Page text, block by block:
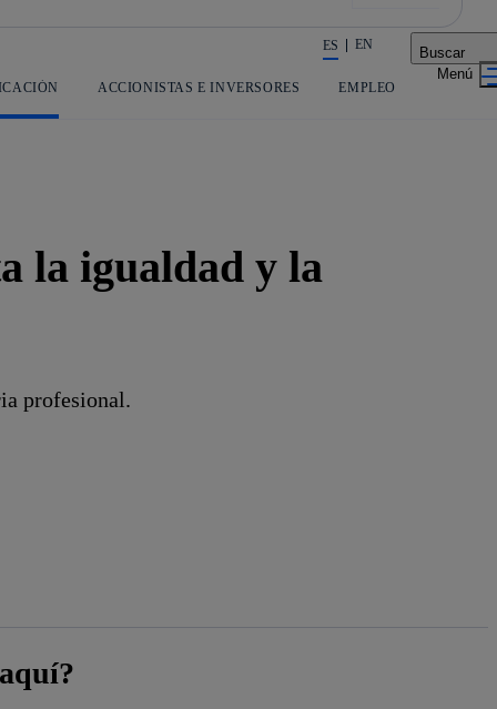
La acción en accionistas e inversores
ES EN Buscar
ACCIONISTAS E INVERSORES EMPLEO
la igualdad y la
profesional.